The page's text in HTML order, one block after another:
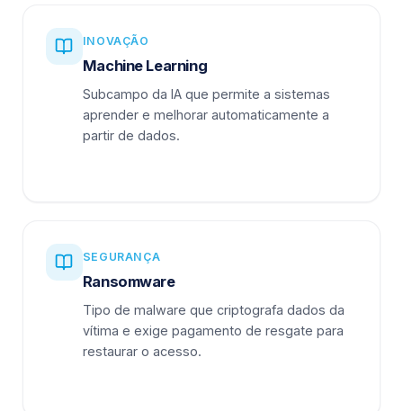
INOVAÇÃO
Machine Learning
Subcampo da IA que permite a sistemas
aprender e melhorar automaticamente a
partir de dados.
SEGURANÇA
Ransomware
Tipo de malware que criptografa dados da
vítima e exige pagamento de resgate para
restaurar o acesso.